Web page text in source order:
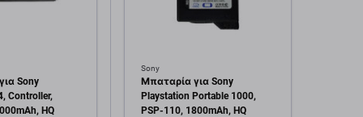
Sony
Controller,
HQ
Sony
Μπαταρία για Sony
Playstation Portable 1000,
PSP-110, 1800mAh, HQ